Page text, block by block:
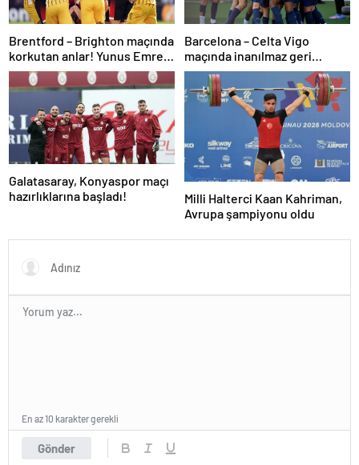
Brentford – Brighton maçında
korkutan anlar! Yunus Emre
Konak oyuna devam
edemedi…
Barcelona – Celta Vigo
maçında inanılmaz geri
dönüş! Raphinha maça
damga vurdu
Galatasaray, Konyaspor maçı
hazırlıklarına başladı!
Milli Halterci Kaan Kahriman,
Avrupa şampiyonu oldu
Gönder
En az 10 karakter gerekli